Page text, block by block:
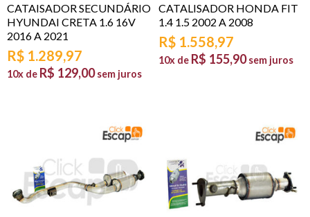
CATAISADOR SECUNDÁRIO
HYUNDAI CRETA 1.6 16V
2016 A 2021
R$ 1.289,97
10x de R$ 129,00 sem juros
CATALISADOR HONDA FIT
1.4 1.5 2002 A 2008
R$ 1.558,97
10x de R$ 155,90 sem juros